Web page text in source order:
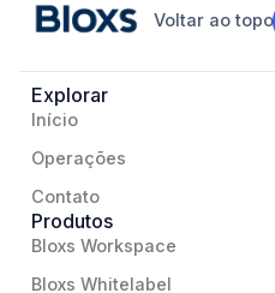
Voltar ao topo
Explorar
Início
Operações
Contato
Produtos
Bloxs Workspace
Bloxs Whitelabel